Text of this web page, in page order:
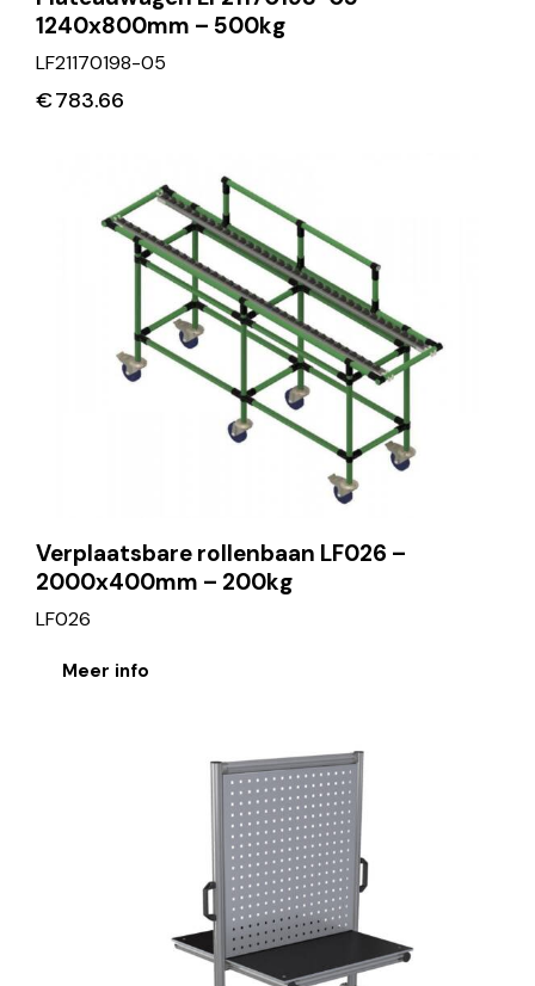
1240x800mm – 500kg
LF21170198-05
€783.66
Verplaatsbare rollenbaan LF026 –
2000x400mm – 200kg
LF026
Meer info